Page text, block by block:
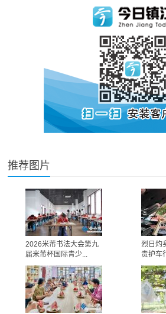
推荐图片
2026米芾书法大会第九
届米芾杯国际青少...
烈日灼
责护车